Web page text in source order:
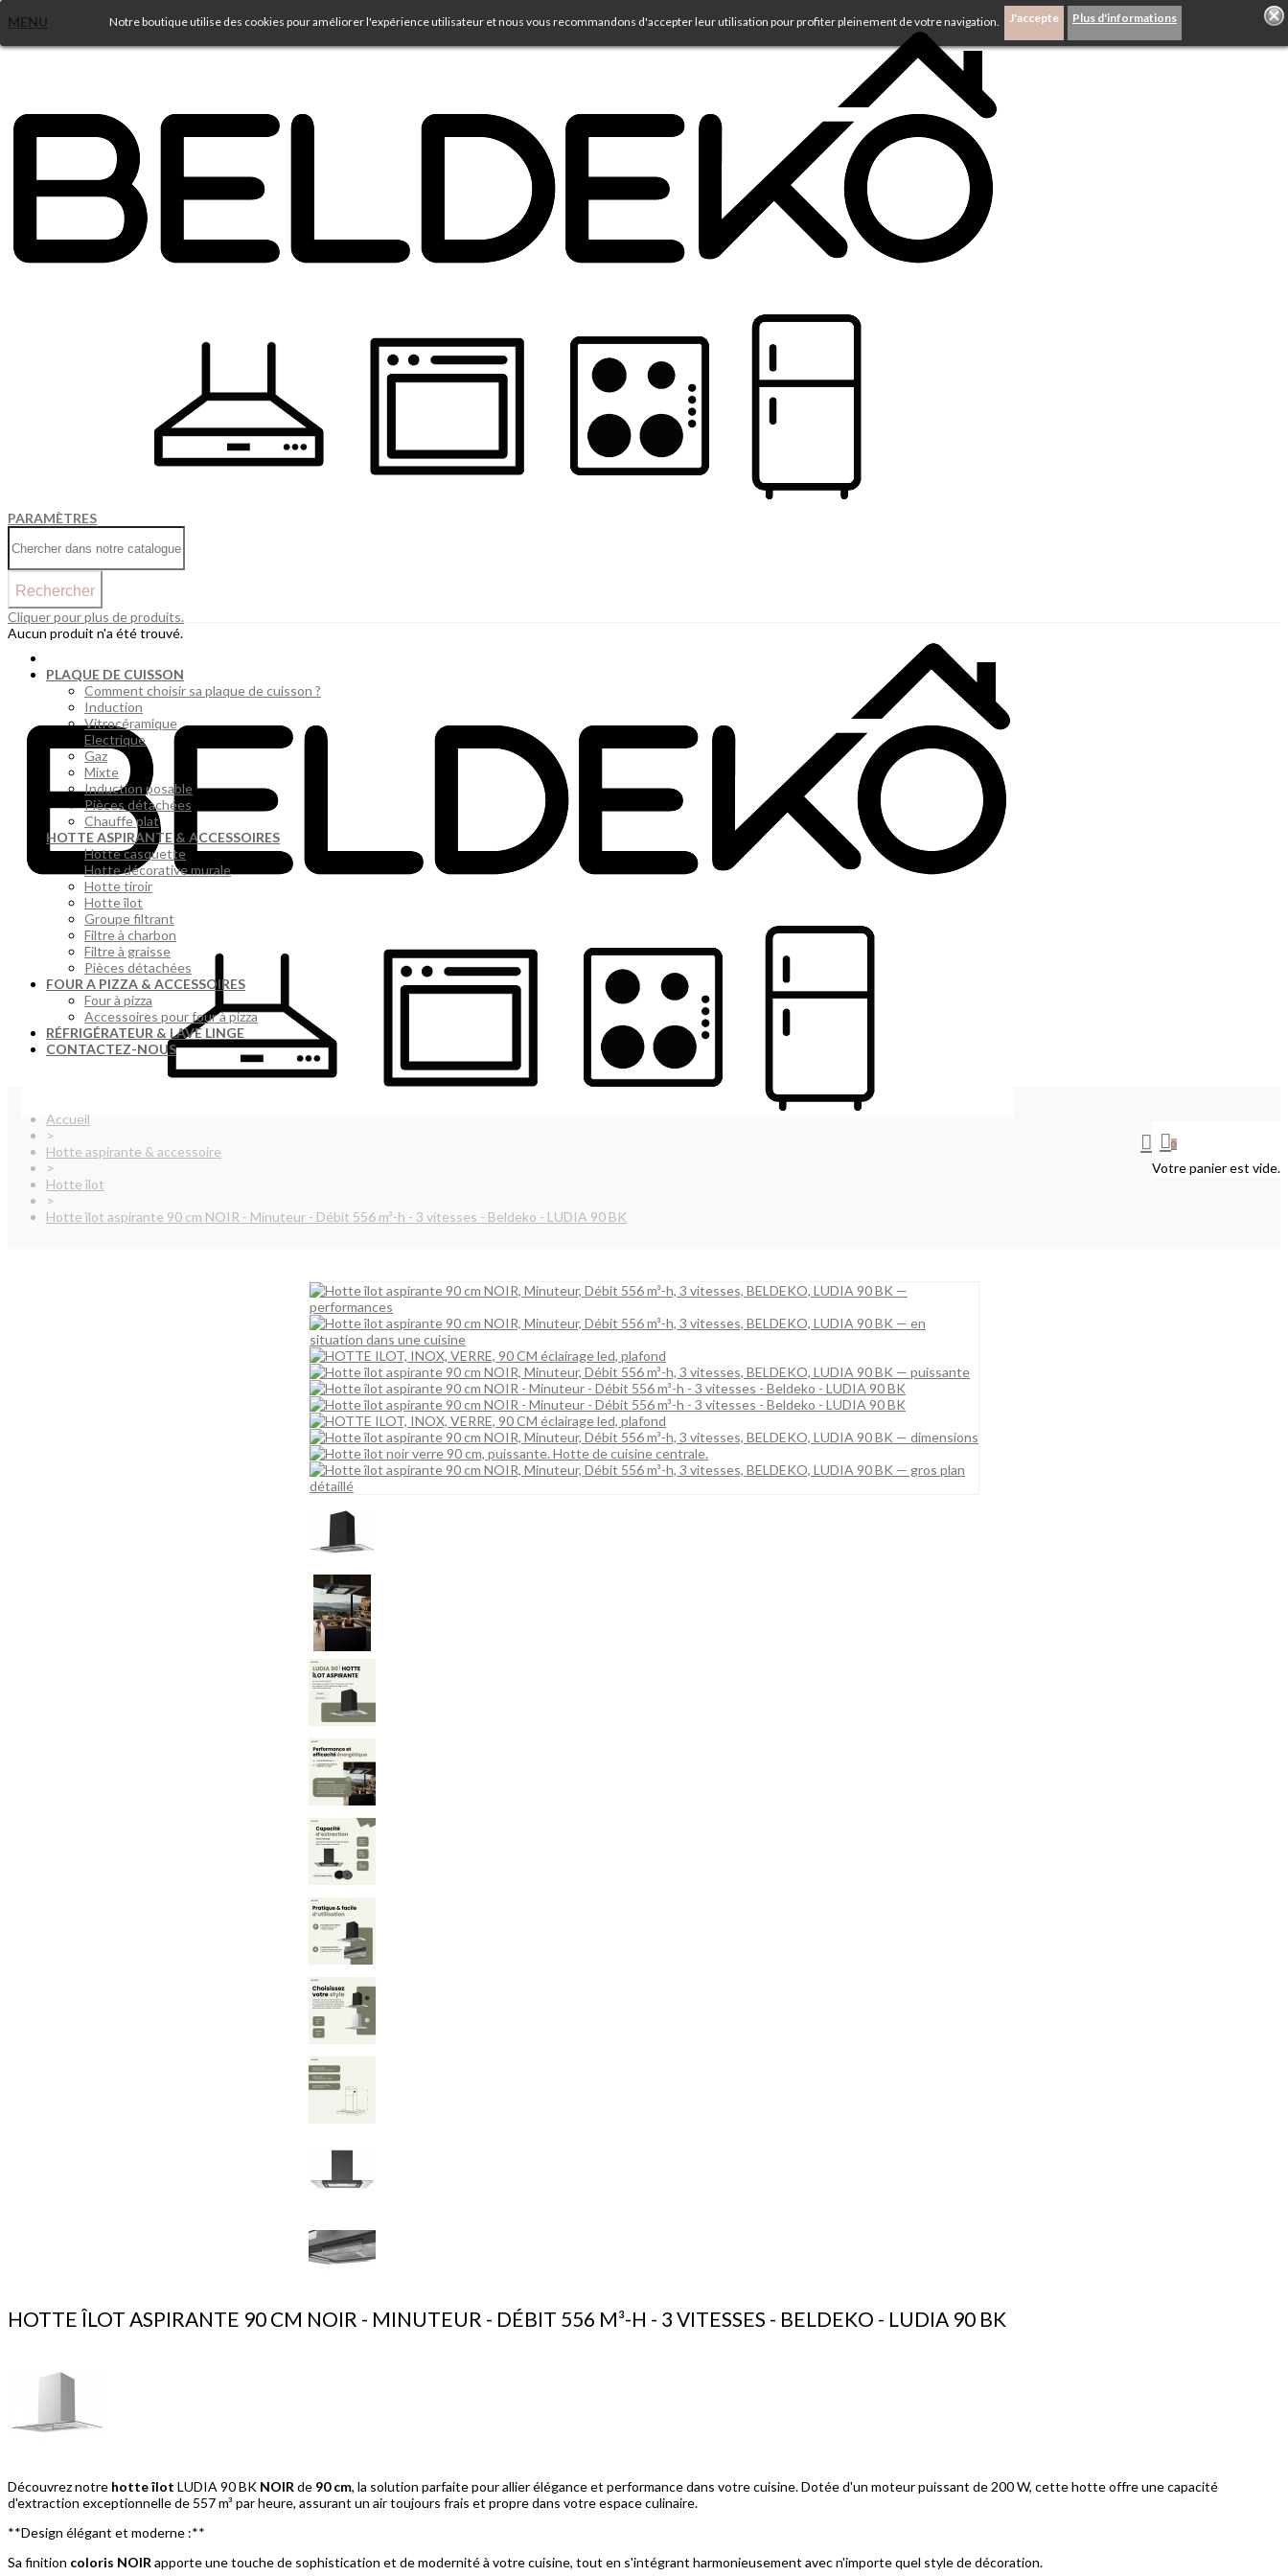
MENU
PARAMÈTRES
Rechercher
Cliquer pour plus de produits.
Aucun produit n'a été trouvé.
0
Votre panier est vide.
Notre boutique utilise des cookies pour améliorer l'expérience utilisateur et nous vous recommandons d'accepter leur utilisation pour profiter pleinement de votre navigation. J'accepte Plus d'informations
PLAQUE DE CUISSON
Comment choisir sa plaque de cuisson ?
Induction
Vitrocéramique
Electrique
Gaz
Mixte
Induction posable
Pièces détachées
Chauffe plat
HOTTE ASPIRANTE & ACCESSOIRES
Hotte casquette
Hotte décorative murale
Hotte tiroir
Hotte îlot
Groupe filtrant
Filtre à charbon
Filtre à graisse
Pièces détachées
FOUR A PIZZA & ACCESSOIRES
Four à pizza
Accessoires pour four à pizza
RÉFRIGÉRATEUR & LAVE LINGE
CONTACTEZ-NOUS
Accueil
>
Hotte aspirante & accessoire
>
Hotte îlot
>
Hotte îlot aspirante 90 cm NOIR - Minuteur - Débit 556 m³-h - 3 vitesses - Beldeko - LUDIA 90 BK
HOTTE ÎLOT ASPIRANTE 90 CM NOIR - MINUTEUR - DÉBIT 556 M³-H - 3 VITESSES - BELDEKO - LUDIA 90 BK
Découvrez notre hotte îlot LUDIA 90 BK NOIRde 90 cm, la solution parfaite pour allier élégance et performance dans votre cuisine. Dotée d'un moteur puissant de 200 W, cette hotte offre une capacité
d'extraction exceptionnelle de 557 m³ par heure, assurant un air toujours frais et propre dans votre espace culinaire.
**Design élégant et moderne :**
Sa finition coloris NOIRapporte une touche de sophistication et de modernité à votre cuisine, tout en s'intégrant harmonieusement avec n'importe quel style de décoration.